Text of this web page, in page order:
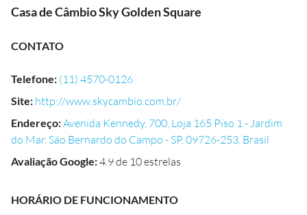
Casa de Câmbio Sky Golden Square
CONTATO
Telefone: (11) 4570-0126
Site: http://www.skycambio.com.br/
Endereço:Avenida Kennedy, 700, Loja 165 Piso 1 - Jardim
do Mar, São Bernardo do Campo - SP, 09726-253, Brasil
Avaliação Google:4.9 de 10 estrelas
HORÁRIO DE FUNCIONAMENTO